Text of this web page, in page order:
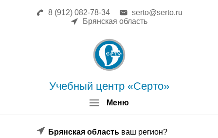
Меню
Учебный центр «Серто»
8 (912) 082-78-34
serto@serto.ru
Брянская область
Брянская область ваш регион?
Повышение квалификации
Профессиональная переподготовка
Форма заявки
Образец диплома